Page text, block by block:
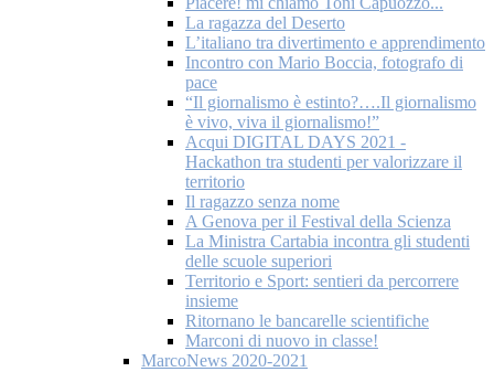
La ragazza del Deserto
L’italiano tra divertimento e apprendimento
Incontro con Mario Boccia, fotografo di
pace
“Il giornalismo è estinto?….Il giornalismo
è vivo, viva il giornalismo!”
Acqui DIGITAL DAYS 2021 -
Hackathon tra studenti per valorizzare il
territorio
Il ragazzo senza nome
A Genova per il Festival della Scienza
La Ministra Cartabia incontra gli studenti
delle scuole superiori
Territorio e Sport: sentieri da percorrere
insieme
Ritornano le bancarelle scientifiche
Marconi di nuovo in classe!
MarcoNews 2020-2021